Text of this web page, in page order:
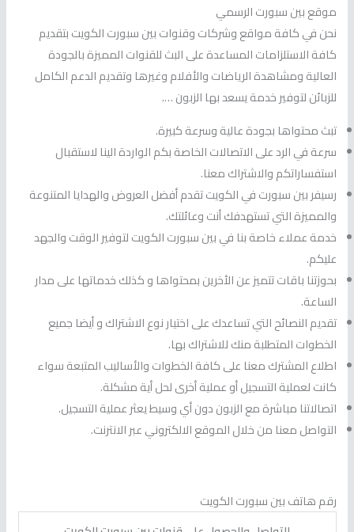
موقع بين سبورت الرسمي
نحن في كافة مواقع وشركات وقنوات بين سبورت الكويت بتقديم
كافة الاستلزامات المساعدة على البث للقنوات المميزة بالجودة
العالية ومشاهدة الرياضات والأفلام وغيرها وتقديم الدعم الكامل
للزبائن لتوفير خدمة يسعد بها الزبون ….
تبث محتواها بجودة عالية وسرعة كبيرة.
سرعة في الرد على الاتصالات الخاصة بكم الواردة الينا لاستقبال
استفساراتكم والاشتراك معنا.
رسيفر بين سبورت في الكويت تقدم أفضل العروض والهدايا المتنوعة
والمميزة التي تستهدفك أنت وعائلتك.
خدمة عملاء خاصة بنا في بين سبورت الكويت لتوفير الوقت والجهد
عليكم.
بحوزتنا باقات تتميز عن الأخرين بمحتواها و كذلك خدماتها على مدار
الساعة.
تقديم النصائح التي تساعدك على اختيار نوع الاشتراك و أيضا جميع
الخطوات المتطلبة منك للاشتراك بها.
اطلاع المشترك معنا على كافة الخطوات والأساليب المتبعة سواء
كانت لعملية التسجيل أو عملية أخرى لحل أية مشكلة.
اتصالاتنا مباشرة مع الزبون دون أي وسيط يعثر عملية التسجيل.
التواصل معنا من خلال الموقع الالكتروني عبر الانترنت.
رقم هاتف بين سبورت الكويت